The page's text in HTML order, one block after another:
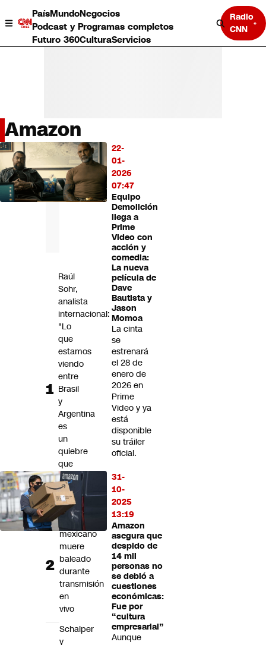
PaísMundoNegocios
Podcast y Programas completos
Futuro 360CulturaServicios
Radio
CNN
País
Mundo
Negocios
Deportes
Programas completos
Amazon
22-
01-
2026
07:47
Equipo
Demolición
llega a
Prime
Video con
acción y
comedia:
La nueva
película de
Dave
Bautista y
Jason
Momoa
La cinta
se
estrenará
el 28 de
enero de
2026 en
Prime
Video y ya
está
disponible
su tráiler
oficial.
31-
10-
2025
13:19
Amazon
asegura que
despido de
14 mil
personas no
se debió a
cuestiones
económicas:
Fue por
“cultura
empresarial”
Aunque
LO
LEÍDO
Raúl
Sohr,
analista
internacional:
"Lo
que
estamos
viendo
entre
Brasil
y
Argentina
es
un
quiebre
que
tomará
bastante
tiempo"
Influencer
mexicano
muere
baleado
durante
transmisión
en
vivo
Schalper
y